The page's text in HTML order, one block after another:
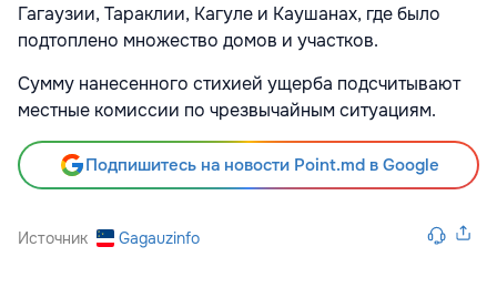
Гагаузии, Тараклии, Кагуле и Каушанах, где было
подтоплено множество домов и участков.
Сумму нанесенного стихией ущерба подсчитывают
местные комиссии по чрезвычайным ситуациям.
Подпишитесь на новости Point.md в Google
Источник Gagauzinfo